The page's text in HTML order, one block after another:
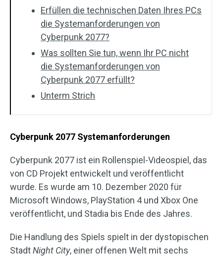
Erfüllen die technischen Daten Ihres PCs
die Systemanforderungen von
Cyberpunk 2077?
Was sollten Sie tun, wenn Ihr PC nicht
die Systemanforderungen von
Cyberpunk 2077 erfüllt?
Unterm Strich
Cyberpunk 2077 Systemanforderungen
Cyberpunk 2077 ist ein Rollenspiel-Videospiel, das
von CD Projekt entwickelt und veröffentlicht
wurde. Es wurde am 10. Dezember 2020 für
Microsoft Windows, PlayStation 4 und Xbox One
veröffentlicht, und Stadia bis Ende des Jahres.
Die Handlung des Spiels spielt in der dystopischen
StadtNight City, einer offenen Welt mit sechs